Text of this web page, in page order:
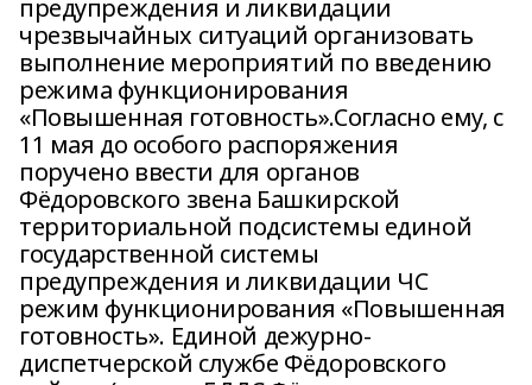
предупреждения и ликвидации
чрезвычайных ситуаций организовать
выполнение мероприятий по введению
режима функционирования
«Повышенная готовность».Согласно ему, с
11 мая до особого распоряжения
поручено ввести для органов
Фёдоровского звена Башкирской
территориальной подсистемы единой
государственной системы
предупреждения и ликвидации ЧС
режим функционирования «Повышенная
готовность». Единой дежурно-
диспетчерской службе Фёдоровского